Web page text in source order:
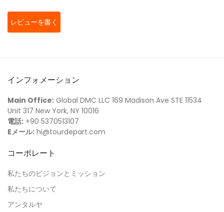
Isabella J.
レビューを書く
インフォメーション
Main Office: Global DMC LLC 169 Madison Ave STE 11534
Unit 317 New York, NY 10016
電話: +90 5370513107
Eメール: hi@tourdepart.com
コーポレート
私たちのビジョンとミッション
私たちについて
アンタルヤ